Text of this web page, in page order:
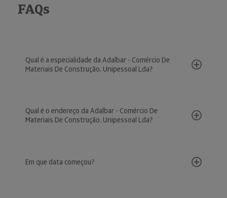
FAQs
Qual é a especialidade da Adalbar - Comércio De
Materiais De Construção, Unipessoal Lda?
Qual é o endereço da Adalbar - Comércio De
Materiais De Construção, Unipessoal Lda?
Em que data começou?